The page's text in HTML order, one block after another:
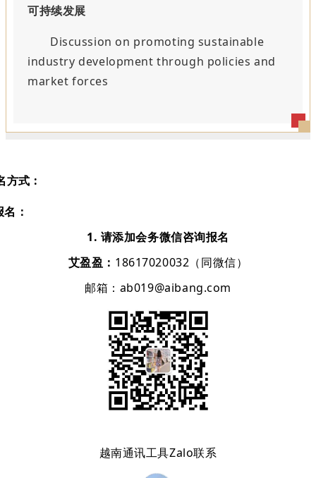
可持续发展
Discussion on promoting sustainable
industry development through policies and
market forces
方式 :
：
1. 请添加会务微信咨询报名
艾盈盈： 18617020032（同微信）
邮箱：ab019@aibang.com
越南通讯工具Zalo联系